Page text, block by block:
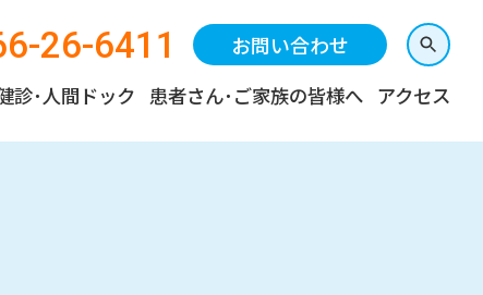
26-6411 お問い合わせ
診･人間ドック 患者さん･ご家族の皆様へ アクセス